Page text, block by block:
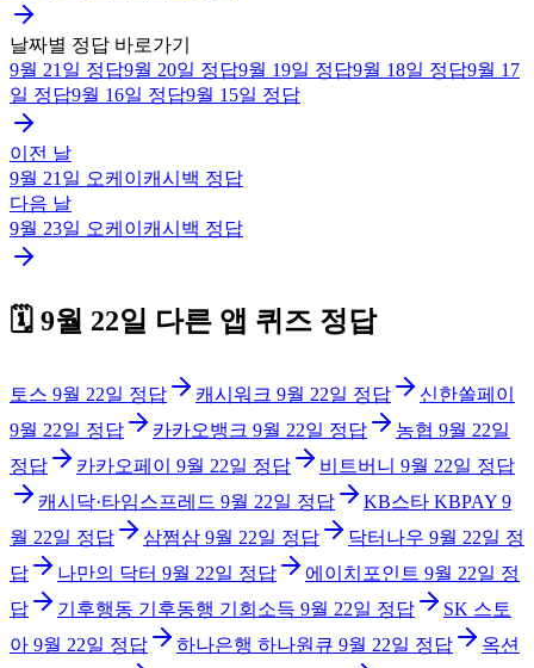
날짜별 정답 바로가기
9월 21일 정답9월 20일 정답9월 19일 정답9월 18일 정답9월 17
일 정답9월 16일 정답9월 15일 정답
이전 날
9월 21일 오케이캐시백 정답
다음 날
9월 23일 오케이캐시백 정답
🗓️ 9월 22일 다른 앱 퀴즈 정답
토스 9월 22일 정답 캐시워크 9월 22일 정답
신한쏠페이
9월 22일 정답 카카오뱅크 9월 22일 정답 농협 9월 22일
정답
카카오페이 9월 22일 정답 비트버니 9월 22일 정답
캐시닥·타임스프레드 9월 22일 정답 KB스타 KBPAY 9
월 22일 정답 삼쩜삼 9월 22일 정답 닥터나우 9월 22일 정
답
나만의 닥터 9월 22일 정답 에이치포인트 9월 22일 정
답
기후행동 기후동행 기회소득 9월 22일 정답
SK 스토
아 9월 22일 정답 하나은행 하나원큐 9월 22일 정답
옥션